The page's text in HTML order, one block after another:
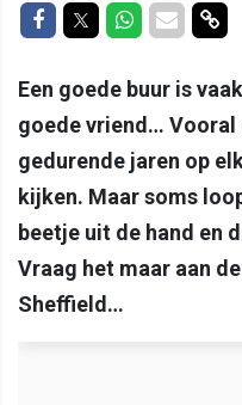
Delen op Facebook
Delen op Twitter
Delen op
Delen
Een goede buur is
goede vriend…
gedurende jaren op
kijken. Maar soms
beetje uit de hand en
Vraag het maar aan
Sheffield…